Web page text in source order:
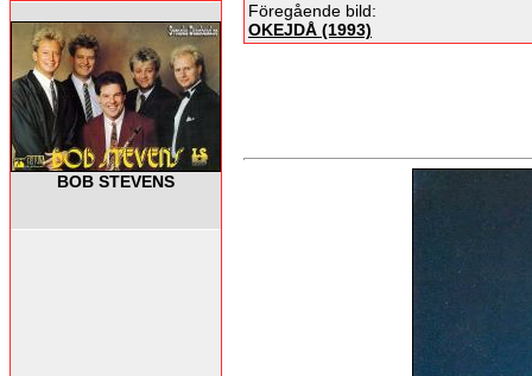
BOB STEVENS
Föregående bild:
OKEJDÅ (1993)